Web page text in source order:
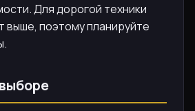
Для дорогой техники
выше, поэтому планируйте